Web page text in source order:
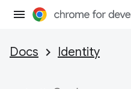
Docs Identity